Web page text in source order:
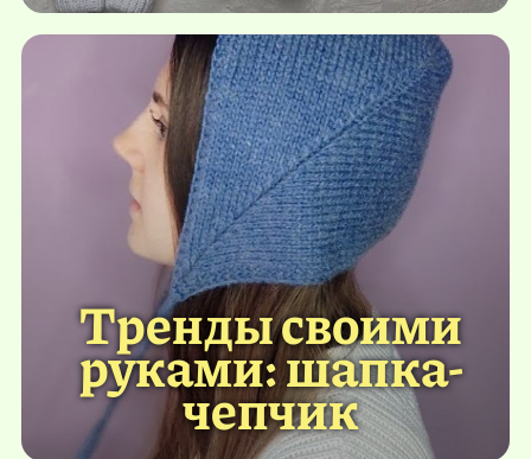
Тренды своими
руками: шапка-
чепчик